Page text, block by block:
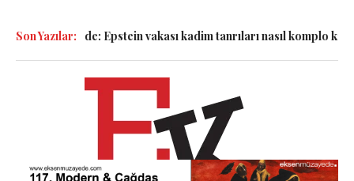
Son Yazılar:Epstein vakası kadim tanrıları nasıl komplo kanıtına